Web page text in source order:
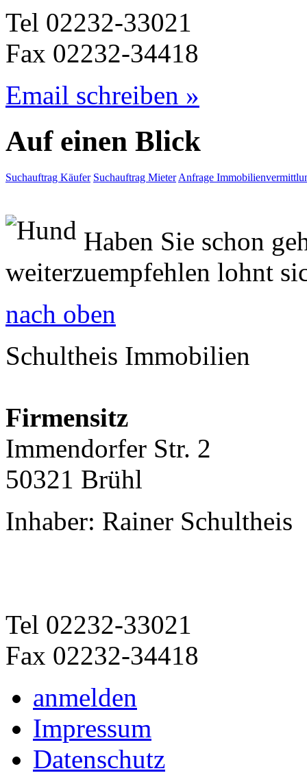
Tel 02232-33021
Fax 02232-34418
Email schreiben »
Auf einen Blick
Suchauftrag Käufer Suchauftrag Mieter Anfrage
Haben Sie schon
weiterzuempfehlen lohnt
nach oben
Schultheis Immobilien
Firmensitz
Immendorfer Str. 2
50321 Brühl
Inhaber: Rainer Schultheis
Tel 02232-33021
Fax 02232-34418
anmelden
Impressum
Datenschutz